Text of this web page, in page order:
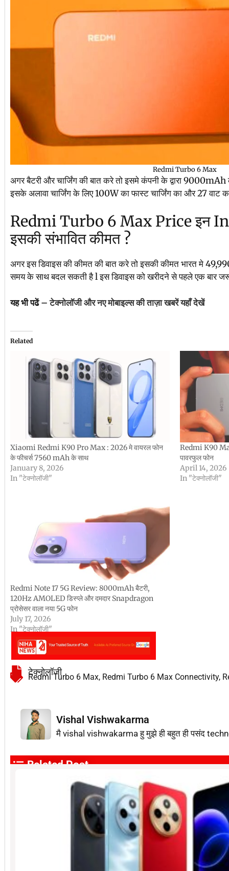
Redmi Turbo 6 Max
अगर बैटरी और चार्जिंग की बात करे तो इसमे कंपनी के द्वारा 9000mAh
इसके अलावा चार्जिंग के लिए 100W का फास्ट चार्जिंग का और 27 वाट का
Redmi Turbo 6 Max Price इन
इसकी संभावित कीमत ?
अगर इस डिवाइस की कीमत की बात करे तो इसकी कीमत भारत मे
समय के साथ बदल सकती है l इस डिवाइस को खरीदने से पहले एक बार
यह भी पढें –टेक्नोलॉजी और नए मोबाइल्स की ताज़ा खबरें यहाँ देखें
Related
Xiaomi Redmi K90 Pro Max : 2026 मे वायरल फोन
के फीचर्स 7560 mAh के साथ
January 8, 2026
In "टेक्नोलॉजी"
Redmi K90
पावरफुल फोन
April 14, 2026
In "टेक्नोलॉजी"
Redmi Note 17 5G Review: 8000mAh बैटरी,
120Hz AMOLED डिस्प्ले और दमदार Snapdragon
प्रोसेसर वाला नया 5G फोन
July 17, 2026
In "टेक्नोलॉजी"
टेक्नोलॉजी
Redmi Turbo 6 Max, Redmi Turbo 6 Max Connectivity,
Vishal Vishwakarma
मै vishal vishwakarma हु मुझे ही बहुत ही पसंद
Related Post